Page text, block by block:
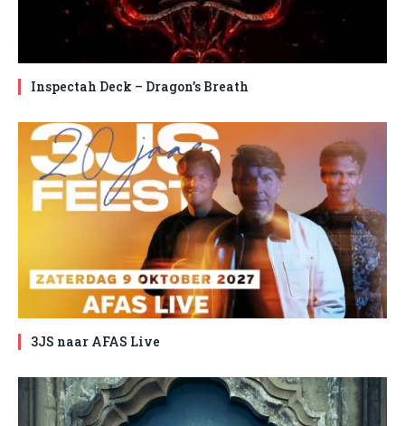
Inspectah Deck – Dragon’s Breath
3JS naar AFAS Live